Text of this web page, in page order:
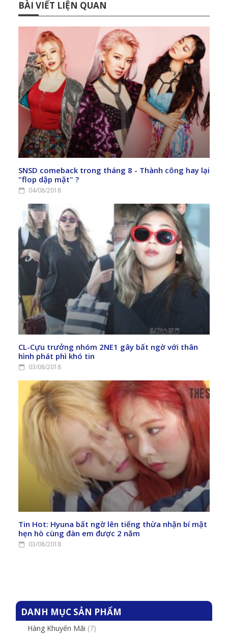
BÀI VIẾT LIỆN QUAN
SNSD comeback trong tháng 8 - Thành công hay lại
"flop dập mặt" ?
04/08/2018
CL-Cựu trưởng nhóm 2NE1 gây bất ngờ với thân
hình phát phì khó tin
03/08/2018
Tin Hot: Hyuna bất ngờ lên tiếng thừa nhận bí mật
hẹn hò cùng đàn em được 2 năm
03/08/2018
DANH MỤC SẢN PHẨM
Hàng Khuyến Mãi (7)